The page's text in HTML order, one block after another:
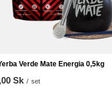
Verde Mate Energia 0,5kg
Sk / set